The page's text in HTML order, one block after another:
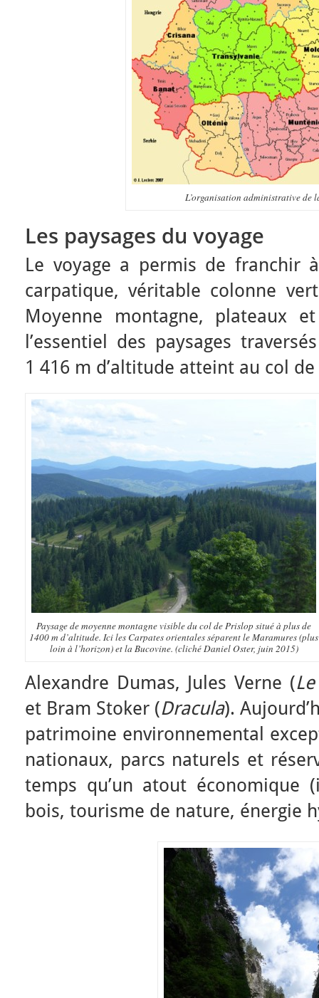
L’organisation administrative de
Les paysages du voyage
Le voyage a permis de franchir
carpatique, véritable colonne
Moyenne montagne, plateaux
l’essentiel des paysages
1 416 m d’altitude atteint au col
Paysage de moyenne montagne visible du col de Prislop situé à plus de
1400 m d’altitude. Ici les Carpates orientales séparent le Maramures (plus
loin à l’horizon) et la Bucovine. (cliché Daniel Oster, juin 2015)
Alexandre Dumas, Jules Verne (
et Bram Stoker (Dracula).
patrimoine environnemental
nationaux, parcs naturels et
temps qu’un atout économique
bois, tourisme de nature, énergie